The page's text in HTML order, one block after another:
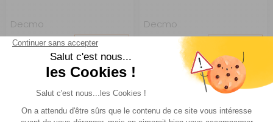
Decmo
Réf : P974958
SUR
COMMANDE
MODÈLE
2,50 €
Decmo
Réf : P974963
COMMANDE
MODÈLE
16 €